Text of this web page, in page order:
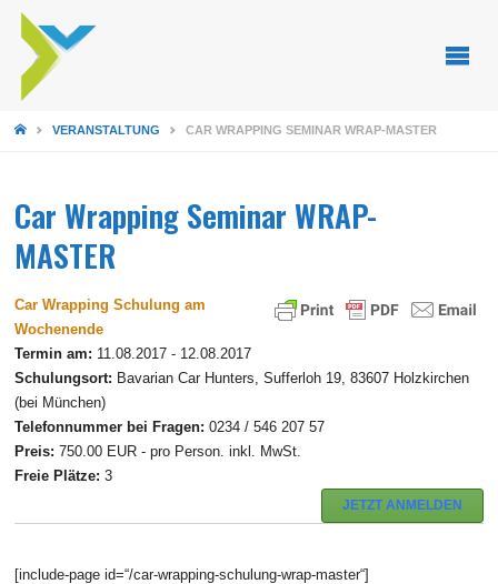
STARTSEITE
VERANSTALTUNG CAR WRAPPING SEMINAR WRAP-MASTER
Car Wrapping Seminar WRAP-
MASTER
Car Wrapping Schulung am
Wochenende
Termin am: 11.08.2017 - 12.08.2017
Schulungsort: Bavarian Car Hunters, Sufferloh 19, 83607 Holzkirchen
(bei München)
Telefonnummer bei Fragen: 0234 / 546 207 57
Preis: 750.00 EUR - pro Person. inkl. MwSt.
Freie Plätze: 3
JETZT ANMELDEN
[include-page id=“/car-wrapping-schulung-wrap-master“]